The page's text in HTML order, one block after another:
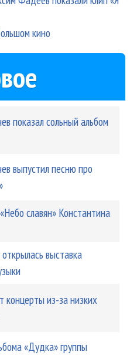
кино
показал сольный альбом
выпустил песню про
славян» Константина
выставка
концерты из-за низких
«Дудка» группы